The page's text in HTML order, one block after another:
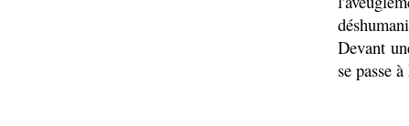
Devant
se passe